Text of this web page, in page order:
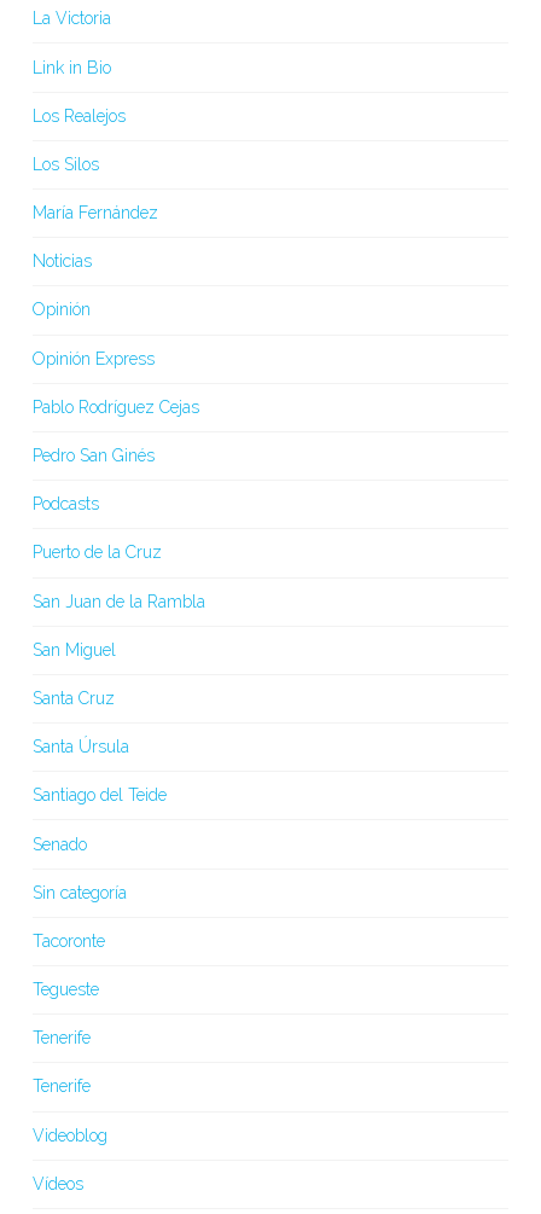
La Victoria
Link in Bio
Los Realejos
Los Silos
María Fernández
Noticias
Opinión
Opinión Express
Pablo Rodríguez Cejas
Pedro San Ginés
Podcasts
Puerto de la Cruz
San Juan de la Rambla
San Miguel
Santa Cruz
Santa Úrsula
Santiago del Teide
Senado
Sin categoría
Tacoronte
Tegueste
Tenerife
Tenerife
Videoblog
Vídeos